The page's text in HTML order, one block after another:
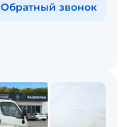
Обратный звонок